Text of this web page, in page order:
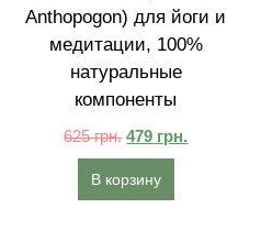
Anthopogon) для йоги и
медитации, 100%
натуральные
компоненты
625грн. 479 грн.
В корзину